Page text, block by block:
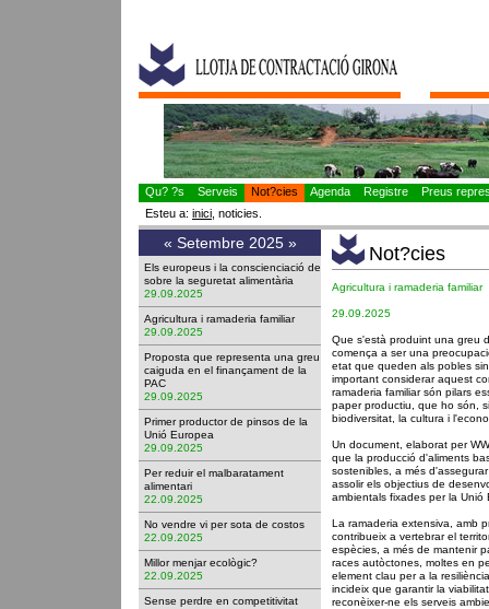
Qu? ?s Serveis Not?cies Agenda Registre
Preus
Esteu a: inici , noticies.
« Setembre 2025 »
Els europeus i la conscienciació de
sobre la seguretat alimentària
29.09.2025
Agricultura i ramaderia familiar
29.09.2025
Proposta que representa una greu
caiguda en el finançament de la
PAC
29.09.2025
Primer productor de pinsos de la
Unió Europea
29.09.2025
Per reduir el malbaratament
alimentari
22.09.2025
No vendre vi per sota de costos
22.09.2025
Millor menjar ecològic?
22.09.2025
Sense perdre en competitivitat
Not?cies
Agricultura i ramaderia familiar
29.09.2025
Que s'està produint una greu
comença a ser una
etat que queden als pobles
important considerar aquest
ramaderia familiar són pilars
paper productiu, que ho són,
biodiversitat, la cultura i
Un document, elaborat per
que la producció d'aliments
sostenibles, a més
assolir els objectius de
ambientals fixades per la Unió
La ramaderia extensiva, amb
contribueix a vertebrar el
espècies, a més de mantenir
races autòctones, moltes en
element clau per a la
incideix que garantir la
reconèixer-ne els serveis